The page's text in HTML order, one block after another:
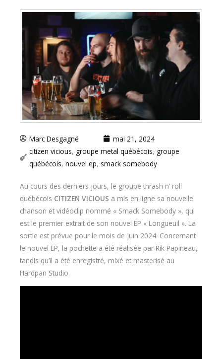
Marc Desgagné
mai 21, 2024
citizen vicious, groupe metal québécois, groupe
québécois, nouvel ep, smack somebody
Au cours des derniers jours, le groupe thrash n’ roll
québécois CITIZEN VICIOUS a mis en ligne sa nouvelle
chanson et vidéoclip nommé « Smack Somebody », qui
est le premier extrait de son nouvel EP « Longueuil ». La
sortie est prévue pour le mois de juin 2024. Concernant
le nouvel EP, la pochette a été réalisée par Rik Papineau,
tandis qu’il a été enregistré, mixé et masterisé au
Hardpan Studio.